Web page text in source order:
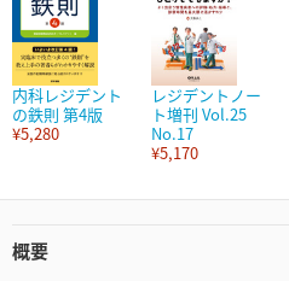
内科レジデント
の鉄則 第4版
¥5,280
レジデントノー
ト増刊 Vol.25
No.17
¥5,170
概要